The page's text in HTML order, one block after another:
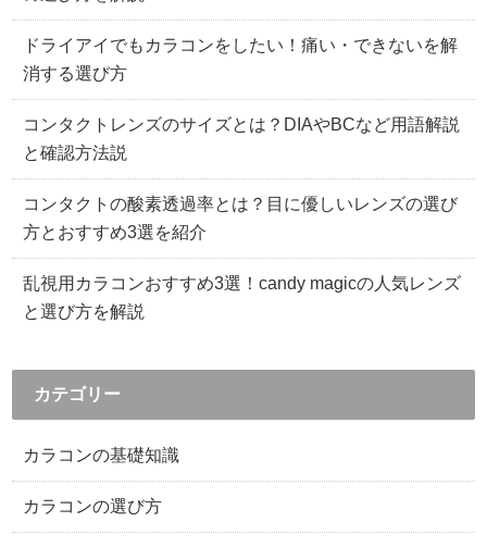
ドライアイでもカラコンをしたい！痛い・できないを解
消する選び方
コンタクトレンズのサイズとは？DIAやBCなど用語解説
と確認方法説
コンタクトの酸素透過率とは？目に優しいレンズの選び
方とおすすめ3選を紹介
乱視用カラコンおすすめ3選！candy magicの人気レンズ
と選び方を解説
カテゴリー
カラコンの基礎知識
カラコンの選び方